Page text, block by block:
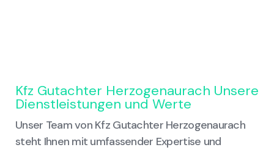
Kfz Gutachter Herzogenaurach Unsere
Dienstleistungen und Werte
Unser Team von Kfz Gutachter Herzogenaurach
steht Ihnen mit umfassender Expertise und